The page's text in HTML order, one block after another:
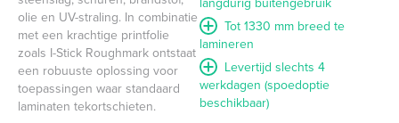
olie en UV-straling. In combinatie
met een krachtige printfolie
zoals I-Stick Roughmark ontstaat
een robuuste oplossing voor
toepassingen waar standaard
laminaten tekortschieten.
Tot 1330 mm breed te
lamineren
Levertijd slechts 4
werkdagen (spoedoptie
beschikbaar)